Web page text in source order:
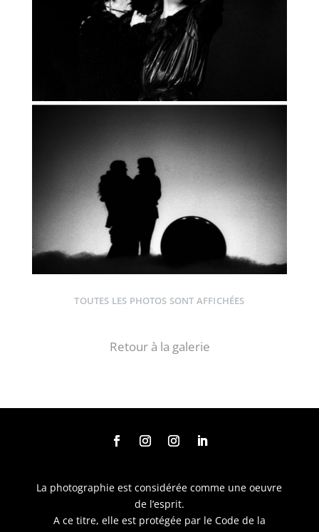
TOUTES LES PHOTOS SONT AFFICHÉES
Retour à la galerie
La photographie est considérée comme une oeuvre
de l’esprit.
A ce titre, elle est protégée par le Code de la